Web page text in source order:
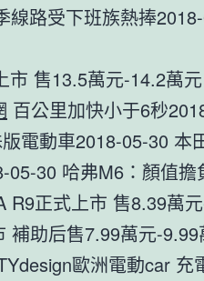
線路受下班族熱捧
市 售13.5萬元-14.2萬元
百公里加快小于6秒
電動車2018-05-30 本
05-30 哈弗M6：顏值擔
R9正式上市 售8.39萬
補助后售7.99萬元-9.99
歐洲電動car 充